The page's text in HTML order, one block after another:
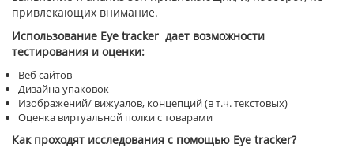
привлекающих внимание.
Использование Eye tracker дает возможности
тестирования и оценки:
Веб сайтов
Дизайна упаковок
Изображений/ вижуалов, концепций (в т.ч. текстовых)
Оценка виртуальной полки с товарами
Как проходят исследования с помощью Eye tracker?